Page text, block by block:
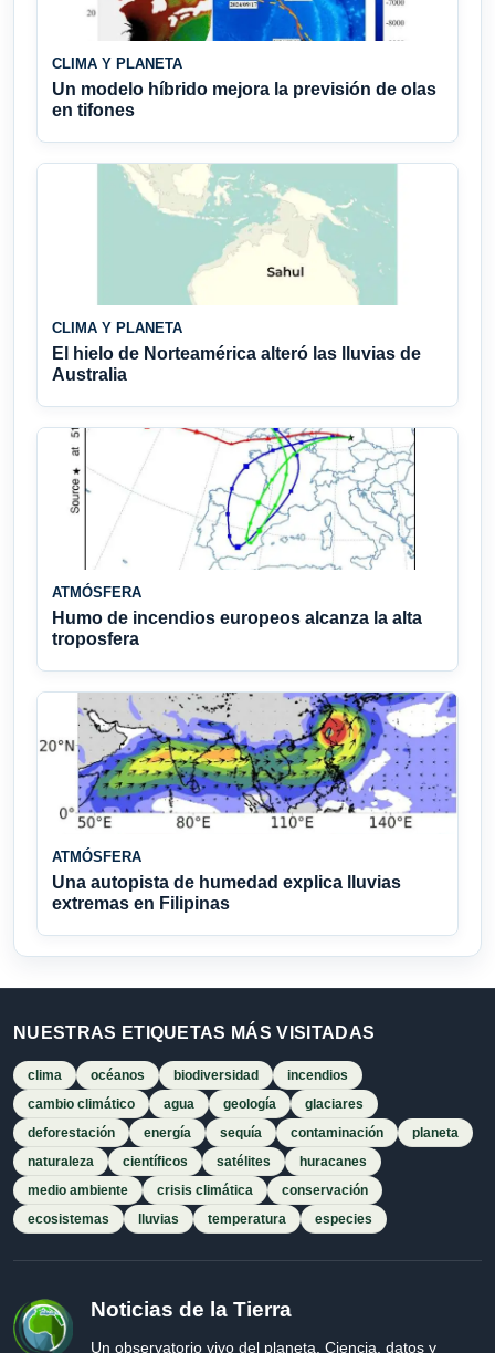
CLIMA Y PLANETA
Un modelo híbrido mejora la previsión de olas
en tifones
CLIMA Y PLANETA
El hielo de Norteamérica alteró las lluvias de
Australia
ATMÓSFERA
Humo de incendios europeos alcanza la alta
troposfera
ATMÓSFERA
Una autopista de humedad explica lluvias
extremas en Filipinas
NUESTRAS ETIQUETAS MÁS VISITADAS
clima océanos biodiversidad
incendios
cambio climático
agua geología
glaciares
deforestación
energía sequía contaminación
planeta
naturaleza
científicos satélites
huracanes
medio ambiente
crisis climática
conservación
ecosistemas
lluvias temperatura especies
Noticias de la Tierra
Un observatorio vivo del planeta. Ciencia, datos y